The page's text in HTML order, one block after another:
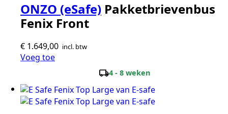
ONZO (eSafe) Pakketbrievenbus
Fenix Front
€ 1.649,00 incl. btw
Voeg toe
local_shipping4 - 8 weken